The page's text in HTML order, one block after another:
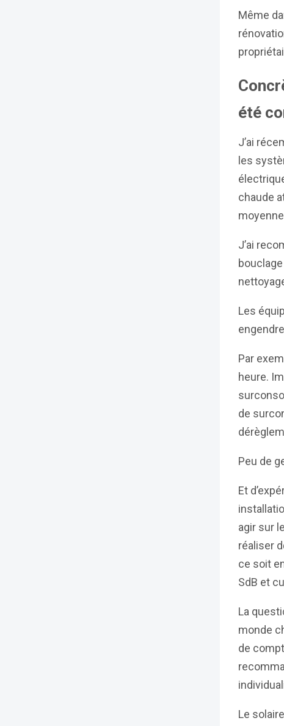
Même
été
J’ai
les
chaude
J’ai
Les
Par
heure.
de
Peu de
Et
agir sur
réaliser
ce soit
SdB et
La
monde
de
Le